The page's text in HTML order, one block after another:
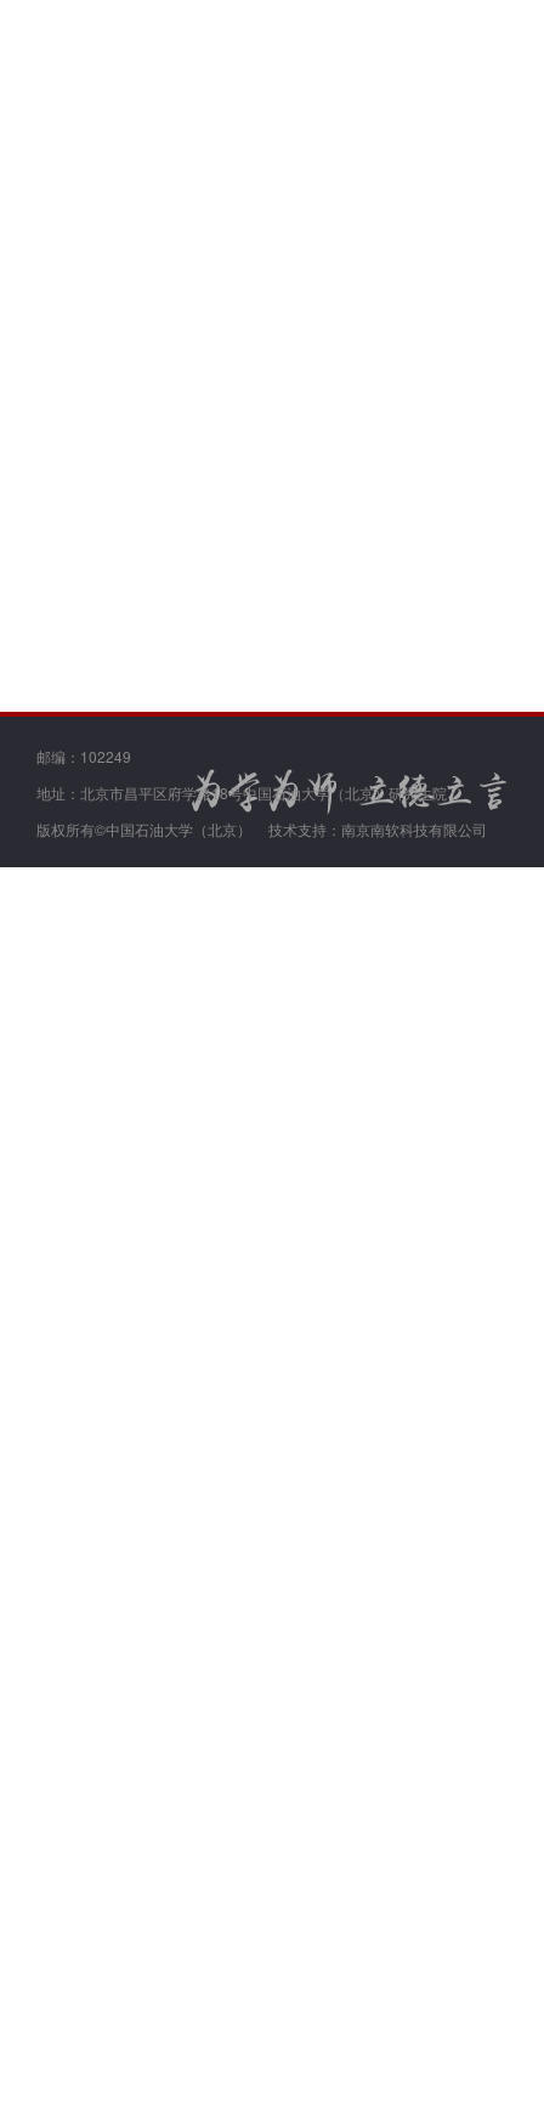
邮编：102249
地址：北京市昌平区府学路18号中国石油大学（北京）研究生院
版权所有©中国石油大学（北京）
技术支持：南京南软科技有限公司